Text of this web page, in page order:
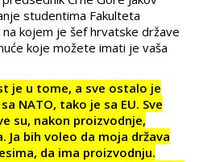
studentima Fakulteta
kojem je šef hrvatske države
koje možete imati je vaša
je u tome, a sve ostalo je
NATO, tako je sa EU. Sve
su, nakon proizvodnje,
Ja bih voleo da moja država
da ima proizvodnju.